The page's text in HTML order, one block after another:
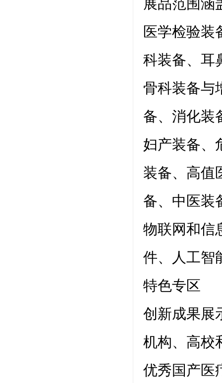
展品范围涵
医学检验装
科装备、耳
骨科装备与
备、消化装
妇产装备、
装备、高值
备、中医装
物联网和信
件、人工
特色专区
创新成果展
机构、高校
优秀国产医